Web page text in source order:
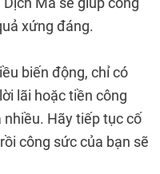
xứng đáng.
biến động, chỉ có
lãi hoặc tiền công
Hãy tiếp tục cố
công sức của bạn sẽ